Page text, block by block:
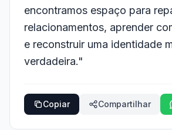
encontramos espaço para
relacionamentos, aprender
e reconstruir uma identidade
verdadeira."
Copiar Compartilhar